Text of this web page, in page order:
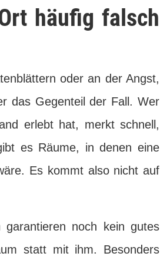
häufig falsch
oder an der Angst,
das Gegenteil der Fall. Wer
erlebt hat, merkt schnell,
es Räume, in denen eine
Es kommt also nicht auf
noch kein gutes
statt mit ihm. Besonders